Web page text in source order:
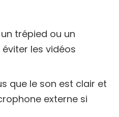
un trépied ou un
les vidéos
que le son est clair et
externe si